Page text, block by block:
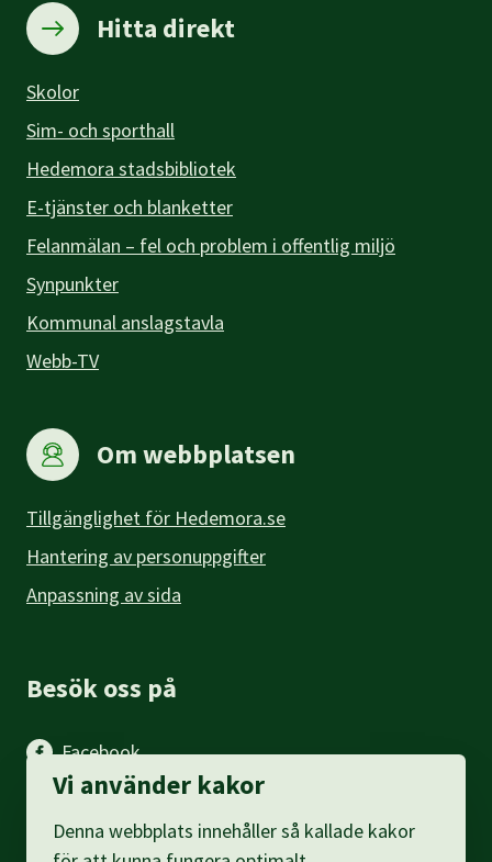
Hitta direkt
Skolor
Sim- och sporthall
Hedemora stadsbibliotek
E-tjänster och blanketter
Felanmälan – fel och problem i offentlig miljö
Synpunkter
Kommunal anslagstavla
Webb-TV
Om webbplatsen
Tillgänglighet för Hedemora.se
Hantering av personuppgifter
Anpassning av sida
Besök oss på
Facebook
Instagram
LinkedIn
Vi använder kakor
Denna webbplats innehåller så kallade kakor